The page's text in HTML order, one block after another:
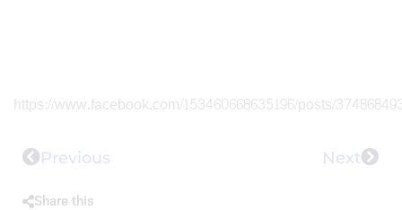
https://www.facebook.com/153460668635196/posts/
Previous Next
Share this